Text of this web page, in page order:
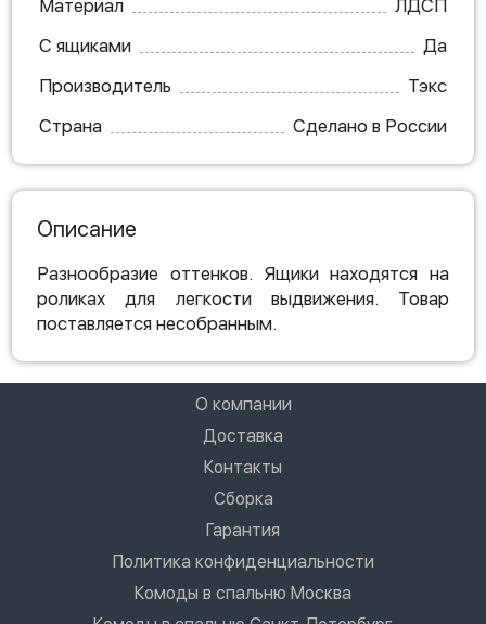
Материал
ЛДСП
С ящиками
Да
Производитель
Тэкс
Страна
Сделано в России
Описание
Разнообразие оттенков. Ящики находятся на
роликах для легкости выдвижения. Товар
поставляется несобранным.
О компании
Доставка
Контакты
Сборка
Гарантия
Политика конфиденциальности
Комоды в спальню Москва